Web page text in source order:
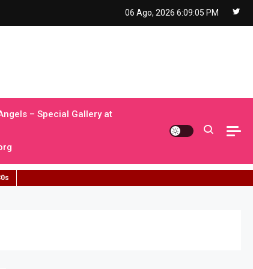
06 Ago, 2026 6:09:07 PM
– Special Gallery at